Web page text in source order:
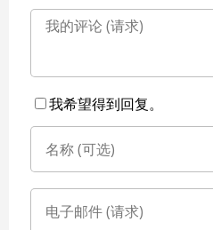
我希望得到回复。